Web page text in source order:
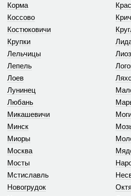
Корма
Коссово
Костюковичи
Крупки
Лельчицы
Лепель
Лоев
Лунинец
Любань
Микашевичи
Минск
Миоры
Москва
Мосты
Мстиславль
Новогрудок